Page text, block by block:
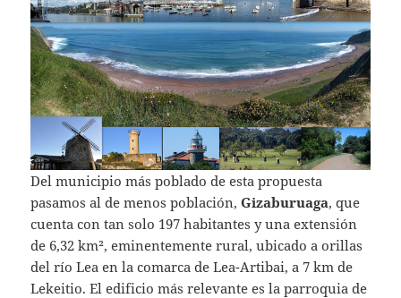
Del municipio más poblado de esta propuesta
pasamos al de menos población,Gizaburuaga, que
cuenta con tan solo 197 habitantes y una extensión
de 6,32 km², eminentemente rural, ubicado a orillas
del río Lea en la comarca de Lea-Artibai, a 7 km de
Lekeitio. El edificio más relevante es la parroquia de